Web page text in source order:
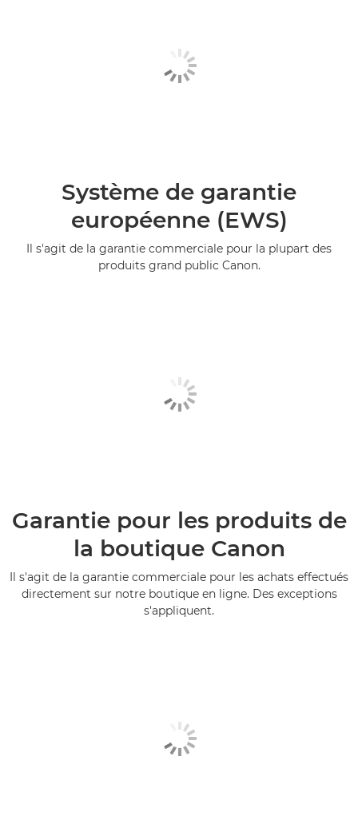
Système de garantie
européenne (EWS)
Il s'agit de la garantie commerciale pour la plupart des
produits grand public Canon.
Garantie pour les produits de
la boutique Canon
Il s'agit de la garantie commerciale pour les achats effectués
directement sur notre boutique en ligne. Des exceptions
s'appliquent.